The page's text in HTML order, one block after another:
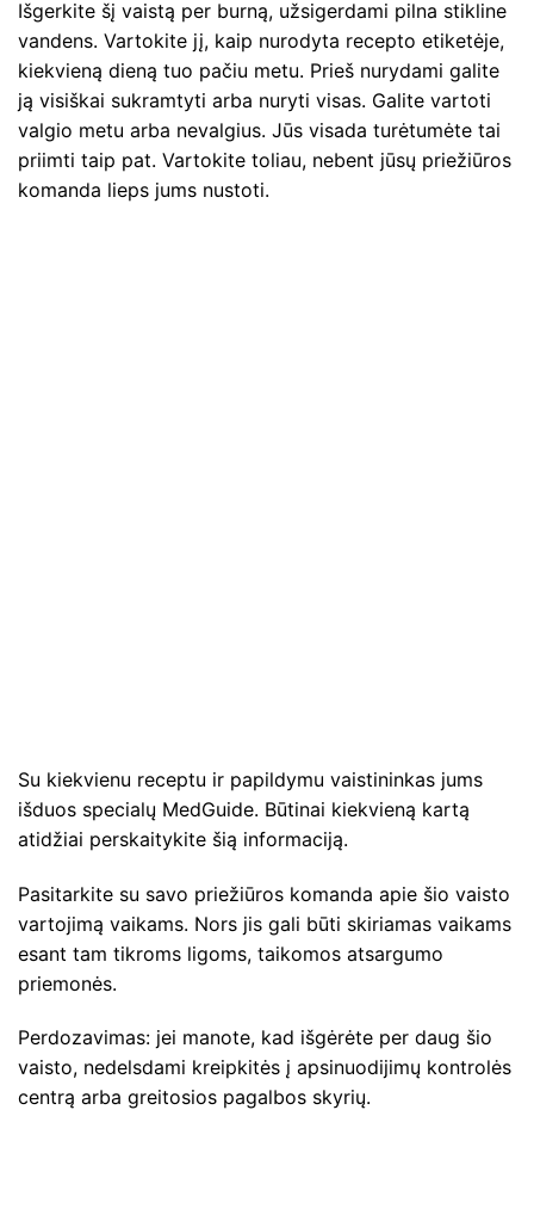
Išgerkite šį vaistą per burną, užsigerdami pilna stikline
vandens. Vartokite jį, kaip nurodyta recepto etiketėje,
kiekvieną dieną tuo pačiu metu. Prieš nurydami galite
ją visiškai sukramtyti arba nuryti visas. Galite vartoti
valgio metu arba nevalgius. Jūs visada turėtumėte tai
priimti taip pat. Vartokite toliau, nebent jūsų priežiūros
komanda lieps jums nustoti.
Su kiekvienu receptu ir papildymu vaistininkas jums
išduos specialų MedGuide. Būtinai kiekvieną kartą
atidžiai perskaitykite šią informaciją.
Pasitarkite su savo priežiūros komanda apie šio vaisto
vartojimą vaikams. Nors jis gali būti skiriamas vaikams
esant tam tikroms ligoms, taikomos atsargumo
priemonės.
Perdozavimas: jei manote, kad išgėrėte per daug šio
vaisto, nedelsdami kreipkitės į apsinuodijimų kontrolės
centrą arba greitosios pagalbos skyrių.